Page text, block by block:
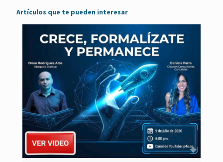
Artículos que te pueden interesar